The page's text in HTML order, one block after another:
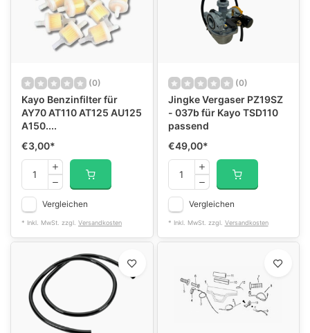
(0)
Kayo Benzinfilter für
AY70 AT110 AT125 AU125
A150....
€3,00*
Vergleichen
* Inkl. MwSt. zzgl. Versandkosten
(0)
Jingke Vergaser PZ19SZ
- 037b für Kayo TSD110
passend
€49,00*
Vergleichen
* Inkl. MwSt. zzgl. Versandkosten